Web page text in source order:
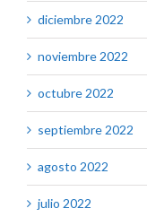
diciembre 2022
noviembre 2022
octubre 2022
septiembre 2022
agosto 2022
julio 2022